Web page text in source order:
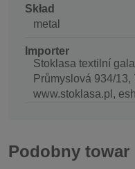
Skład
metal
Importer
Stoklasa textilní
Průmyslová 934/
www.stoklasa.pl,
Podobny towar